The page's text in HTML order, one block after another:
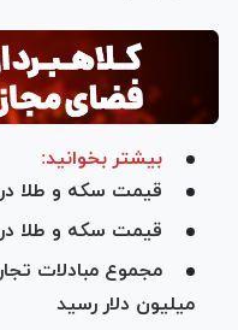
بیشتر بخوانید:
قیمت سکه و طلا در ۱۱ تیر ۱۴۰۴
قیمت سکه و طلا در ۹ تیر ۱۴۰۴
میلیون دلار رسید